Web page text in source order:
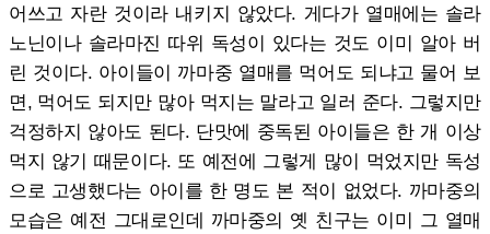
어쓰고 자란 것이라 내키지 않았다. 게다가 열매에는 솔라
노닌이나 솔라마진 따위 독성이 있다는 것도 이미 알아 버
린 것이다. 아이들이 까마중 열매를 먹어도 되냐고 물어 보
면, 먹어도 되지만 많아 먹지는 말라고 일러 준다. 그렇지만
걱정하지 않아도 된다. 단맛에 중독된 아이들은 한 개 이상
먹지 않기 때문이다. 또 예전에 그렇게 많이 먹었지만 독성
으로 고생했다는 아이를 한 명도 본 적이 없었다. 까마중의
모습은 예전 그대로인데 까마중의 옛 친구는 이미 그 열매